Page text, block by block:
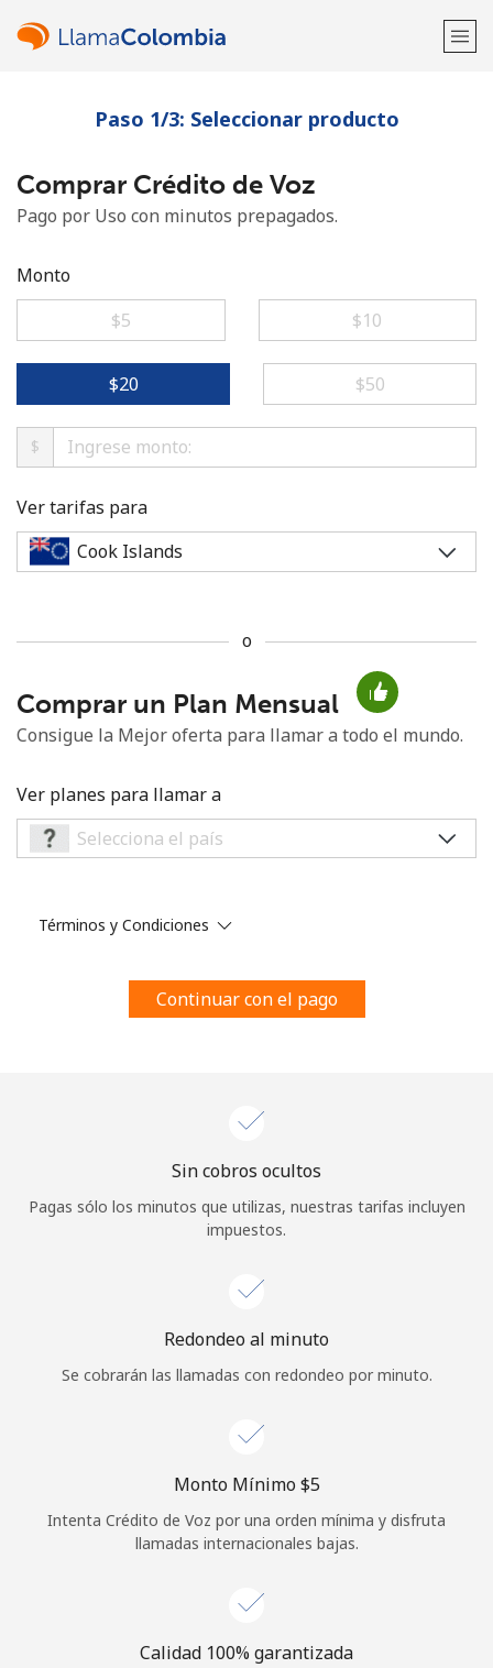
¡Bienvenido!
¿Ya tienes una cuenta?Inicia sesión →
No se ha creado una contraseña
Mínimo 8 caracteres
Una letra mayúscula y una minúscula
Un número
Al abrir una cuenta en este sitio web, estoy de acuerdo con
¡Hola!
REGÍSTRATE →
Paso 1/3: Seleccionar producto
Comprar Crédito de Voz
Pago por Uso con minutos prepagados.
Monto
⁦$5⁩
⁦$10⁩
⁦$20⁩ ⁦$50⁩
$
Ver tarifas para
o
Comprar un Plan Mensual
Consigue la Mejor oferta para llamar a todo el mundo.
Ver planes para llamar a
Términos y Condiciones
Continuar con el pago
Sin cobros ocultos
Pagas sólo los minutos que utilizas, nuestras tarifas incluyen
impuestos.
Redondeo al minuto
Se cobrarán las llamadas con redondeo por minuto.
Monto Mínimo ⁦$5⁩
Intenta Crédito de Voz por una orden mínima y disfruta
llamadas internacionales bajas.
Calidad 100% garantizada